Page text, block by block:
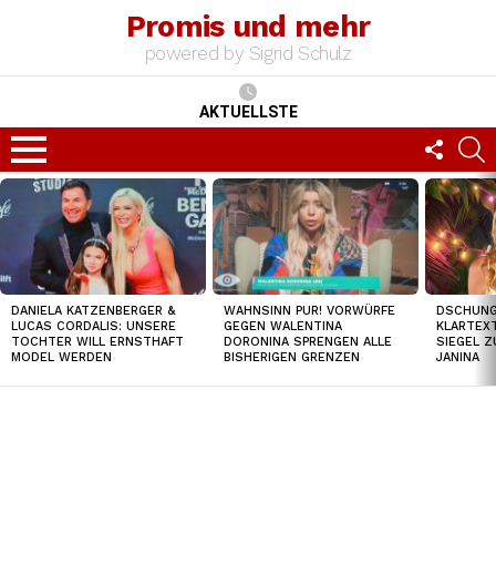
Promis und mehr
powered by Sigrid Schulz
AKTUELLSTE
Menu
US
TOP
NEWS
DANIELA KATZENBERGER &
LUCAS CORDALIS: UNSERE
TOCHTER WILL ERNSTHAFT
MODEL WERDEN
WAHNSINN PUR! VORWÜRFE
GEGEN WALENTINA
DORONINA SPRENGEN ALLE
BISHERIGEN GRENZEN
SIEGEL
JANINA